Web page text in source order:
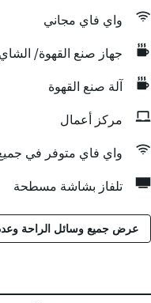
واي فاي مجاني
جهاز صنع القهوة/ الشاي
آلة صنع القهوة
مركز أعمال
واي فاي متوفر في
تلفاز بشاشة مسطحة
عرض جميع وسائل الراحة